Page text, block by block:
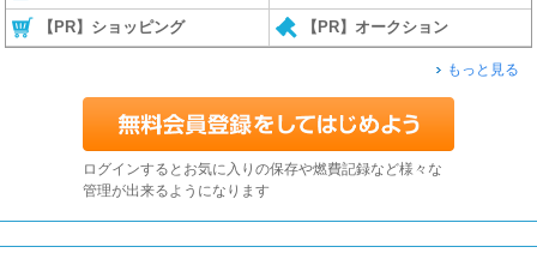
【PR】ショッピング 【PR】オークション
もっと見る
ログインするとお気に入りの保存や燃費記録など様々な
管理が出来るようになります